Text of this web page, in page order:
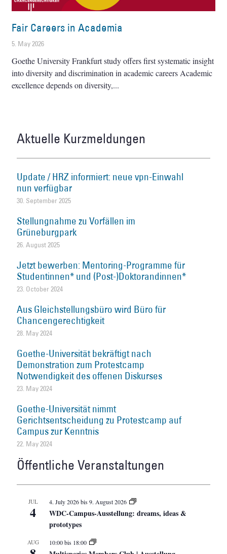
Fair Careers in Academia
5. May 2026
Goethe University Frankfurt study offers first systematic insight
into diversity and discrimination in academic careers Academic
excellence depends on diversity,
Aktuelle Kurzmeldungen
Update / HRZ informiert: neue vpn-Einwahl
nun verfügbar
30. September 2025
Stellungnahme zu Vorfällen im
Grüneburgpark
26. August 2025
Jetzt bewerben: Mentoring-Programme für
Studentinnen* und (Post-)Doktorandinnen*
23. October 2024
Aus Gleichstellungsbüro wird Büro für
Chancengerechtigkeit
28. May 2024
Goethe-Universität bekräftigt nach
Demonstration zum Protestcamp
Notwendigkeit des offenen Diskurses
23. May 2024
Goethe-Universität nimmt
Gerichtsentscheidung zu Protestcamp auf
Campus zur Kenntnis
22. May 2024
Öffentliche Veranstaltungen
JUL
4
4. July 2026bis9. August 2026
WDC-Campus-Ausstellung: dreams, ideas &
prototypes
AUG 10:00bis 18:00